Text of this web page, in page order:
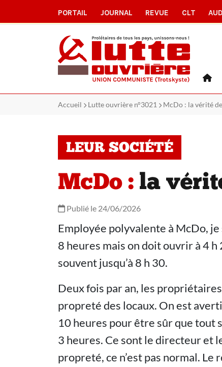
PORTAIL JOURNAL REVUE CLT
Accueil Lutte ouvrière n°3021 McDo : la vérité
LEUR SOCIÉTÉ
McDo : la
Publié le 24/06/2026
Employée polyvalente à McDo,
8 heures mais on doit ouvrir à 4 h
souvent jusqu’à 8 h 30.
Deux fois par an, les
propreté des locaux. On est
10 heures pour être sûr que tout
3 heures. Ce sont le directeur et
propreté, ce n’est pas normal. Le